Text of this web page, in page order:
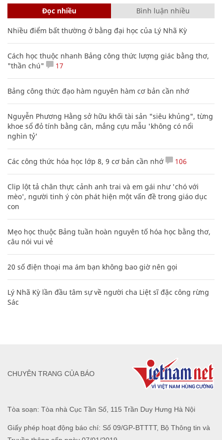
Đọc nhiều Bình luận nhiều
Nhiều điểm bất thường ở bằng đại học của Lý Nhã Kỳ
Cách học thuộc nhanh Bảng công thức lượng giác bằng thơ,
"thần chú"
17
Bảng công thức đạo hàm nguyên hàm cơ bản cần nhớ
Nguyễn Phương Hằng sở hữu khối tài sản "siêu khủng", từng
khoe sổ đỏ tính bằng cân, mắng cựu mẫu 'không có nổi
nghìn tỷ'
Các công thức hóa học lớp 8, 9 cơ bản cần nhớ 106
Clip lột tả chân thực cảnh anh trai và em gái như 'chó với
mèo', người tinh ý còn phát hiện một vấn đề trong giáo dục
con
Mẹo học thuộc Bảng tuần hoàn nguyên tố hóa học bằng thơ,
câu nói vui vẻ
20 số điện thoại ma ám bạn không bao giờ nên gọi
Lý Nhã Kỳ lần đầu tâm sự về người cha Liệt sĩ đặc công rừng
Sác
Tòa soạn: Tòa nhà Cục Tần Số, 115 Trần Duy Hưng Hà Nội
Giấy phép hoạt động báo chí: Số 09/GP-BTTTT, Bộ Thông tin và
CHUYÊN TRANG CỦA BÁO